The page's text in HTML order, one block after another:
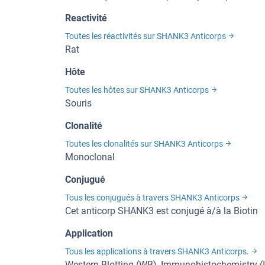
Reactivité
Toutes les réactivités sur SHANK3 Anticorps
Rat
Hôte
Toutes les hôtes sur SHANK3 Anticorps
Souris
Clonalité
Toutes les clonalités sur SHANK3 Anticorps
Monoclonal
Conjugué
Tous les conjugués à travers SHANK3 Anticorps
Cet anticorp SHANK3 est conjugé à/à la Biotin
Application
Tous les applications à travers SHANK3 Anticorps.